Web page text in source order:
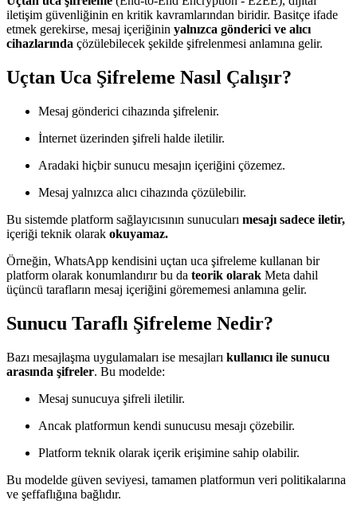
iletişim güvenliğinin en kritik kavramlarından biridir. Basitçe ifade
etmek gerekirse, mesaj içeriğinin yalnızca gönderici ve alıcı
cihazlarında çözülebilecek şekilde şifrelenmesi anlamına gelir.
Uçtan Uca Şifreleme Nasıl Çalışır?
Mesaj gönderici cihazında şifrelenir.
İnternet üzerinden şifreli halde iletilir.
Aradaki hiçbir sunucu mesajın içeriğini çözemez.
Mesaj yalnızca alıcı cihazında çözülebilir.
Bu sistemde platform sağlayıcısının sunucuları mesajı sadece iletir,
içeriği teknik olarak okuyamaz.
Örneğin, WhatsApp kendisini uçtan uca şifreleme kullanan bir
platform olarak konumlandırır bu da teorik olarak Meta dahil
üçüncü tarafların mesaj içeriğini görememesi anlamına gelir.
Sunucu Taraflı Şifreleme Nedir?
Bazı mesajlaşma uygulamaları ise mesajları kullanıcı ile sunucu
arasında şifreler. Bu modelde:
Mesaj sunucuya şifreli iletilir.
Ancak platformun kendi sunucusu mesajı çözebilir.
Platform teknik olarak içerik erişimine sahip olabilir.
Bu modelde güven seviyesi, tamamen platformun veri politikalarına
ve şeffaflığına bağlıdır.